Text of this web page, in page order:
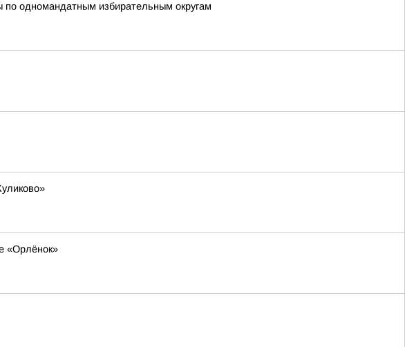
по одномандатным избирательным округам
«Орлёнок»